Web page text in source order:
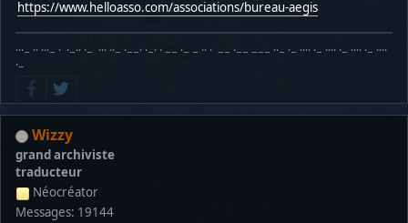
https://www.helloasso.com/associations/bureau-aegis
···− ·· ···− · ·−·· ·− ··· ··− ·−−· ·−· · −− ·− − ·· · −− ·−− −−− ··− ·− ···· ·− ···· ·− ···· ·− ····
·−
Wizzy
grand archiviste
traducteur
Néocréator
Messages: 19144